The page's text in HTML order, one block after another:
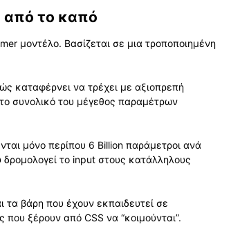
από το καπό
μοντέλο. Βασίζεται σε μια τροποποιημένη
καταφέρνει να τρέχει με αξιοπρεπή
συνολικό του μέγεθος παραμέτρων
μόνο περίπου 6 Billion παράμετροι ανά
το input στους κατάλληλους
τα βάρη που έχουν εκπαιδευτεί σε
ξέρουν από CSS να “κοιμούνται”.